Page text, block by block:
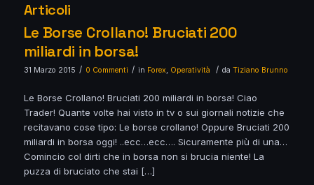
Articoli
Le Borse Crollano! Bruciati 200
miliardi in borsa!
31 Marzo 2015 / 0 Commenti / in Forex, Operatività / da Tiziano Brunno
Le Borse Crollano! Bruciati 200 miliardi in borsa! Ciao
Trader! Quante volte hai visto in tv o sui giornali notizie che
recitavano cose tipo: Le borse crollano! Oppure Bruciati 200
miliardi in borsa oggi! ..ecc…ecc…. Sicuramente più di una…
Comincio col dirti che in borsa non si brucia niente! La
puzza di bruciato che stai […]